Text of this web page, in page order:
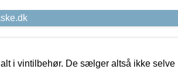
i vintilbehør. De sælger altså ikke selve